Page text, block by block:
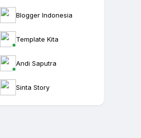
Blogger Indonesia
Template Kita
Andi Saputra
Sinta Story